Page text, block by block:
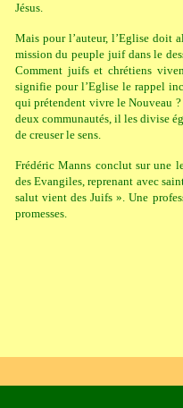
Jésus.
Mais pour l’auteur, l’Eglise
mission du peuple juif dans le
Comment juifs et chrétiens
signifie pour l’Eglise le rappel
qui prétendent vivre le Nouveau
deux communautés, il les divise
de creuser le sens.
Frédéric Manns conclut sur une
des Evangiles, reprenant avec
salut vient des Juifs ». Une
promesses.